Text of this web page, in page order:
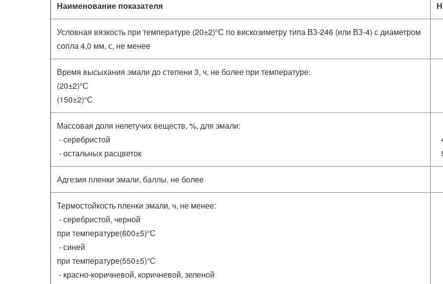
Наименование показателя
Условная вязкость при температуре (20±2)°С по вискозиметру типа ВЗ-246 (или ВЗ-4) с диаметром
сопла 4,0 мм, с, не менее
Время высыхания эмали до степени 3, ч, не более при температуре:
(20±2)°С
(150±2)°С
Массовая доля нелетучих веществ, %, для эмали:
- серебристой
- остальных расцветок
Адгезия пленки эмали, баллы, не более
Термостойкость пленки эмали, ч, не менее:
- серебристой, черной
при температуре(600±5)°С
- синей
при температуре(550±5)°С
- красно-коричневой, коричневой, зеленой